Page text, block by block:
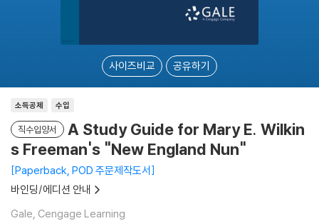
사이즈비교 공유하기
소득공제 수입
직수입양서
A Study Guide for Mary E. Wilkin
s Freeman's "New England Nun"
Paperback, POD 주문제작도서
바인딩/에디션 안내
Gale, Cengage Learning